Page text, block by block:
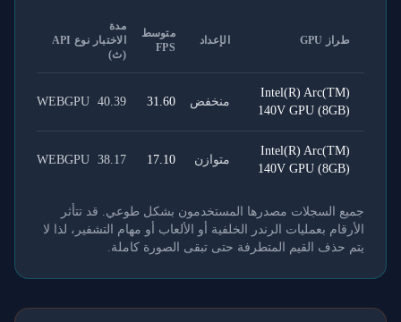
طراز GPU الإعداد
متوسط
FPS
مدة
الاختبار
(ث)
نوع API
Intel(R) Arc(TM)
140V GPU (8GB)
منخفض 31.60
40.39
WEBGPU
Intel(R) Arc(TM)
140V GPU (8GB)
متوازن 17.10
38.17
WEBGPU
جميع السجلات مصدرها المستخدمون بشكل طوعي. قد تتأثر
الأرقام بعمليات الرندر الخلفية أو الألعاب أو مهام التشفير، لذا لا
يتم حذف القيم المتطرفة حتى تبقى الصورة كاملة.